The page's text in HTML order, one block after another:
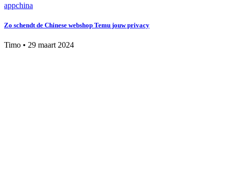
appchina
Zo schendt de Chinese webshop Temu jouw privacy
Timo • 29 maart 2024